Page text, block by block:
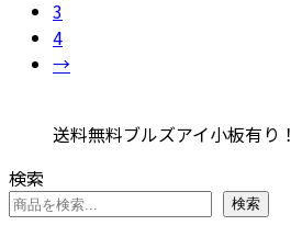
3
4
→
送料無料ブルズアイ小板有り！
検索
検索